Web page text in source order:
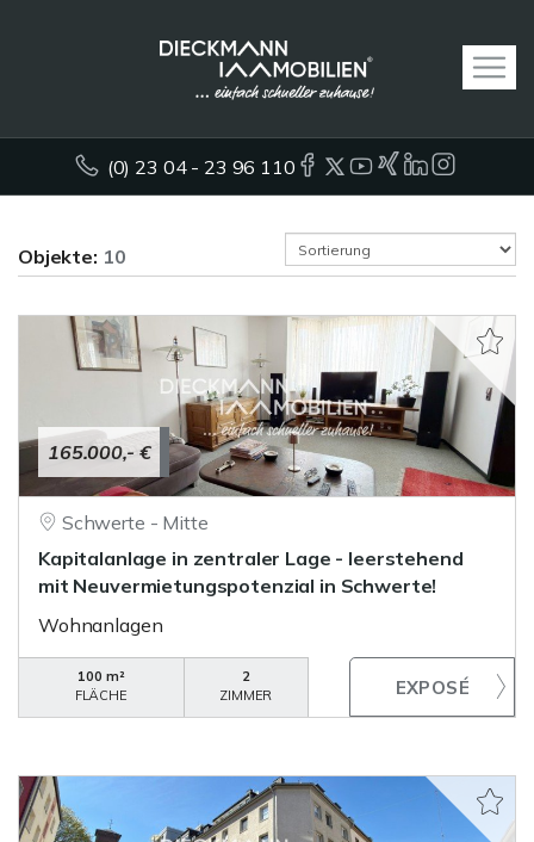
(0) 23 04 - 23 96 110
Objekte: 10
165.000,- €
Schwerte - Mitte
Kapitalanlage in zentraler Lage - leerstehend
mit Neuvermietungspotenzial in Schwerte!
Wohnanlagen
100 m²
FLÄCHE
2
ZIMMER